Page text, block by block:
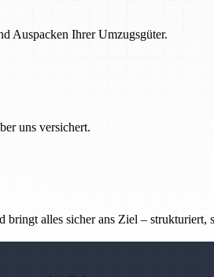
Auspacken Ihrer Umzugsgüter.
uns versichert.
alles sicher ans Ziel – strukturiert,